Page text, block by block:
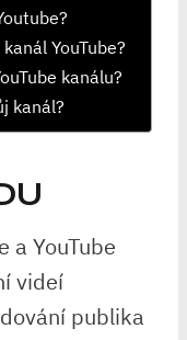
YouTube?
kanálu?
kanál?
a YouTube
videí
publika